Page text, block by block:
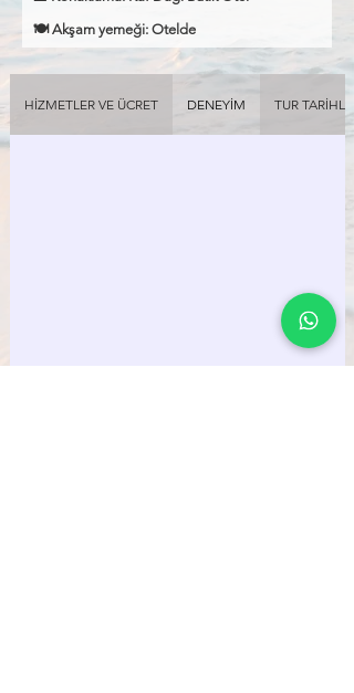
🍽 Akşam yemeği: Otelde
HİZMETLER VE ÜCRET DENEYİM TUR